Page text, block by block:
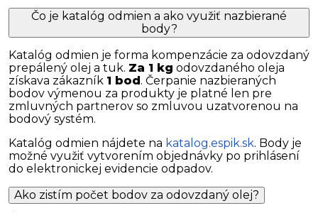
Čo je katalóg odmien a ako využiť nazbierané
body?
Katalóg odmien je forma kompenzácie za odovzdaný
prepálený olej a tuk. Za 1 kg odovzdaného oleja
získava zákazník 1 bod. Čerpanie nazbieraných
bodov výmenou za produkty je platné len pre
zmluvných partnerov so zmluvou uzatvorenou na
bodový systém.
Katalóg odmien nájdete na katalog.espik.sk. Body je
možné využiť vytvorením objednávky po prihlásení
do elektronickej evidencie odpadov.
Ako zistím počet bodov za odovzdaný olej?